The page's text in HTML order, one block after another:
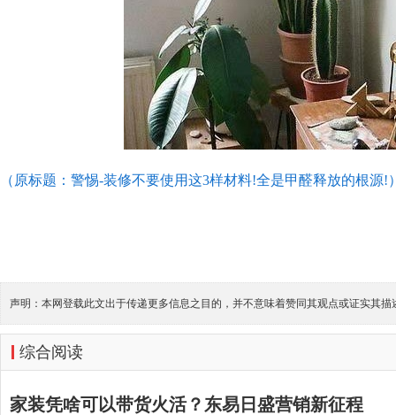
（原标题：警惕-装修不要使用这3样材料!全是甲醛释放的根源!
声明：本网登载此文出于传递更多信息之目的，并不意味着赞同其观点或证实其描
综合阅读
家装凭啥可以带货火活？东易日盛营销新征程